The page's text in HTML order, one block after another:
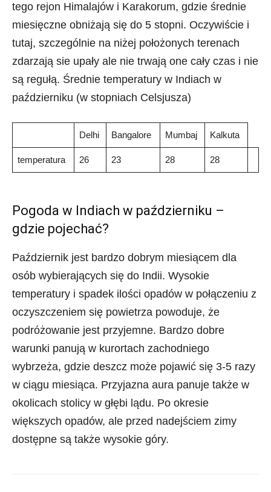
tego rejon Himalajów i Karakorum, gdzie średnie
miesięczne obniżają się do 5 stopni. Oczywiście i
tutaj, szczególnie na niżej położonych terenach
zdarzają sie upały ale nie trwają one cały czas i nie
są regułą. Średnie temperatury w Indiach w
październiku (w stopniach Celsjusza)
Delhi Bangalore Mumbaj Kalkuta
temperatura 26 23 28 28
Pogoda w Indiach w październiku –
gdzie pojechać?
Październik jest bardzo dobrym miesiącem dla
osób wybierających się do Indii. Wysokie
temperatury i spadek ilości opadów w połączeniu z
oczyszczeniem się powietrza powoduje, że
podróżowanie jest przyjemne. Bardzo dobre
warunki panują w kurortach zachodniego
wybrzeża, gdzie deszcz może pojawić się 3-5 razy
w ciągu miesiąca. Przyjazna aura panuje także w
okolicach stolicy w głębi lądu. Po okresie
większych opadów, ale przed nadejściem zimy
dostępne są także wysokie góry.